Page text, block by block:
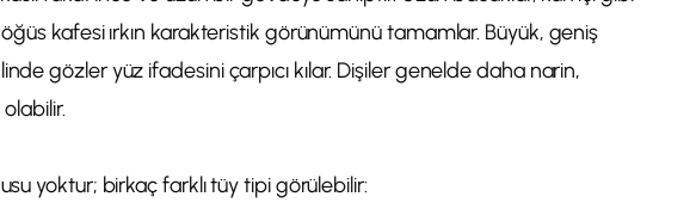
kafesi ırkın karakteristik görünümünü tamamlar. Büyük, geniş
gözler yüz ifadesini çarpıcı kılar. Dişiler genelde daha narin,
yoktur; birkaç farklı tüy tipi görülebilir: